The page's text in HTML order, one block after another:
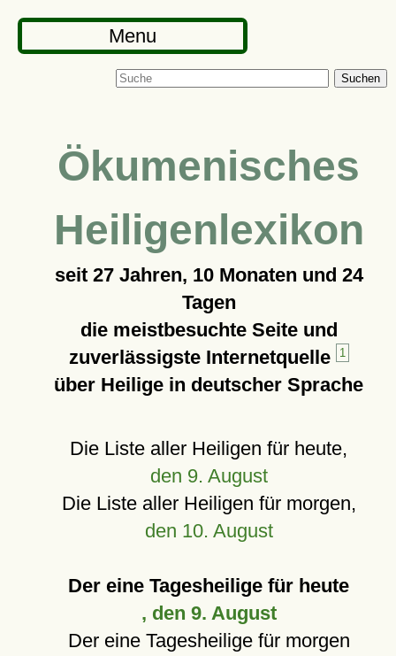
Menu
Suchen
Ökumenisches
Heiligenlexikon
seit 27 Jahren, 10 Monaten und 24
Tagen
die meistbesuchte Seite und
zuverlässigste Internetquelle
1
über Heilige in deutscher Sprache
Die Liste aller Heiligen für heute,
den 9. August
Die Liste aller Heiligen für morgen,
den 10. August
Der eine Tagesheilige für heute
, den 9. August
Der eine Tagesheilige für morgen